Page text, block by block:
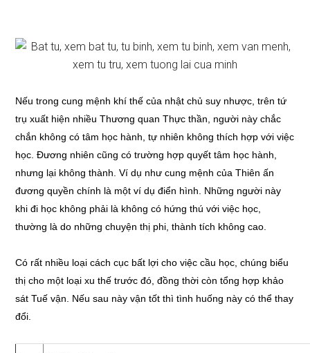
Nếu trong cung mệnh khí thế của nhật chủ suy nhược, trên tứ
trụ xuất hiện nhiều Thương quan Thực thần, người này chắc
chắn không có tâm học hành, tự nhiên không thích hợp với việc
học. Đương nhiên cũng có trường hợp quyết tâm học hành,
nhưng lại không thành. Ví dụ như cung mệnh của Thiên ấn
đương quyền chính là một ví dụ điển hình. Những người này
khi đi học không phải là không có hứng thú với việc học,
thường là do những chuyện thị phi, thành tích không cao.
Có rất nhiều loại cách cục bất lợi cho việc cầu học, chúng biểu
thị cho một loại xu thế trước đó, đồng thời còn tổng hợp khảo
sát Tuế vận. Nếu sau này vận tốt thì tình huống này có thể thay
đổi.